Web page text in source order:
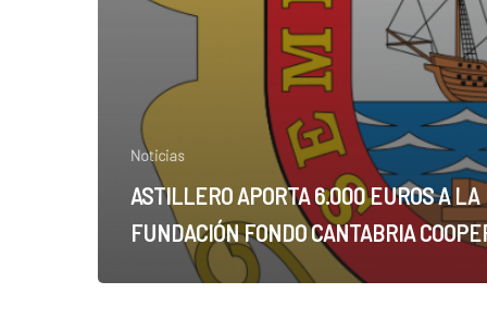
Noticias
ASTILLERO APORTA 6.000 EUROS A LA
FUNDACIÓN FONDO CANTABRIA